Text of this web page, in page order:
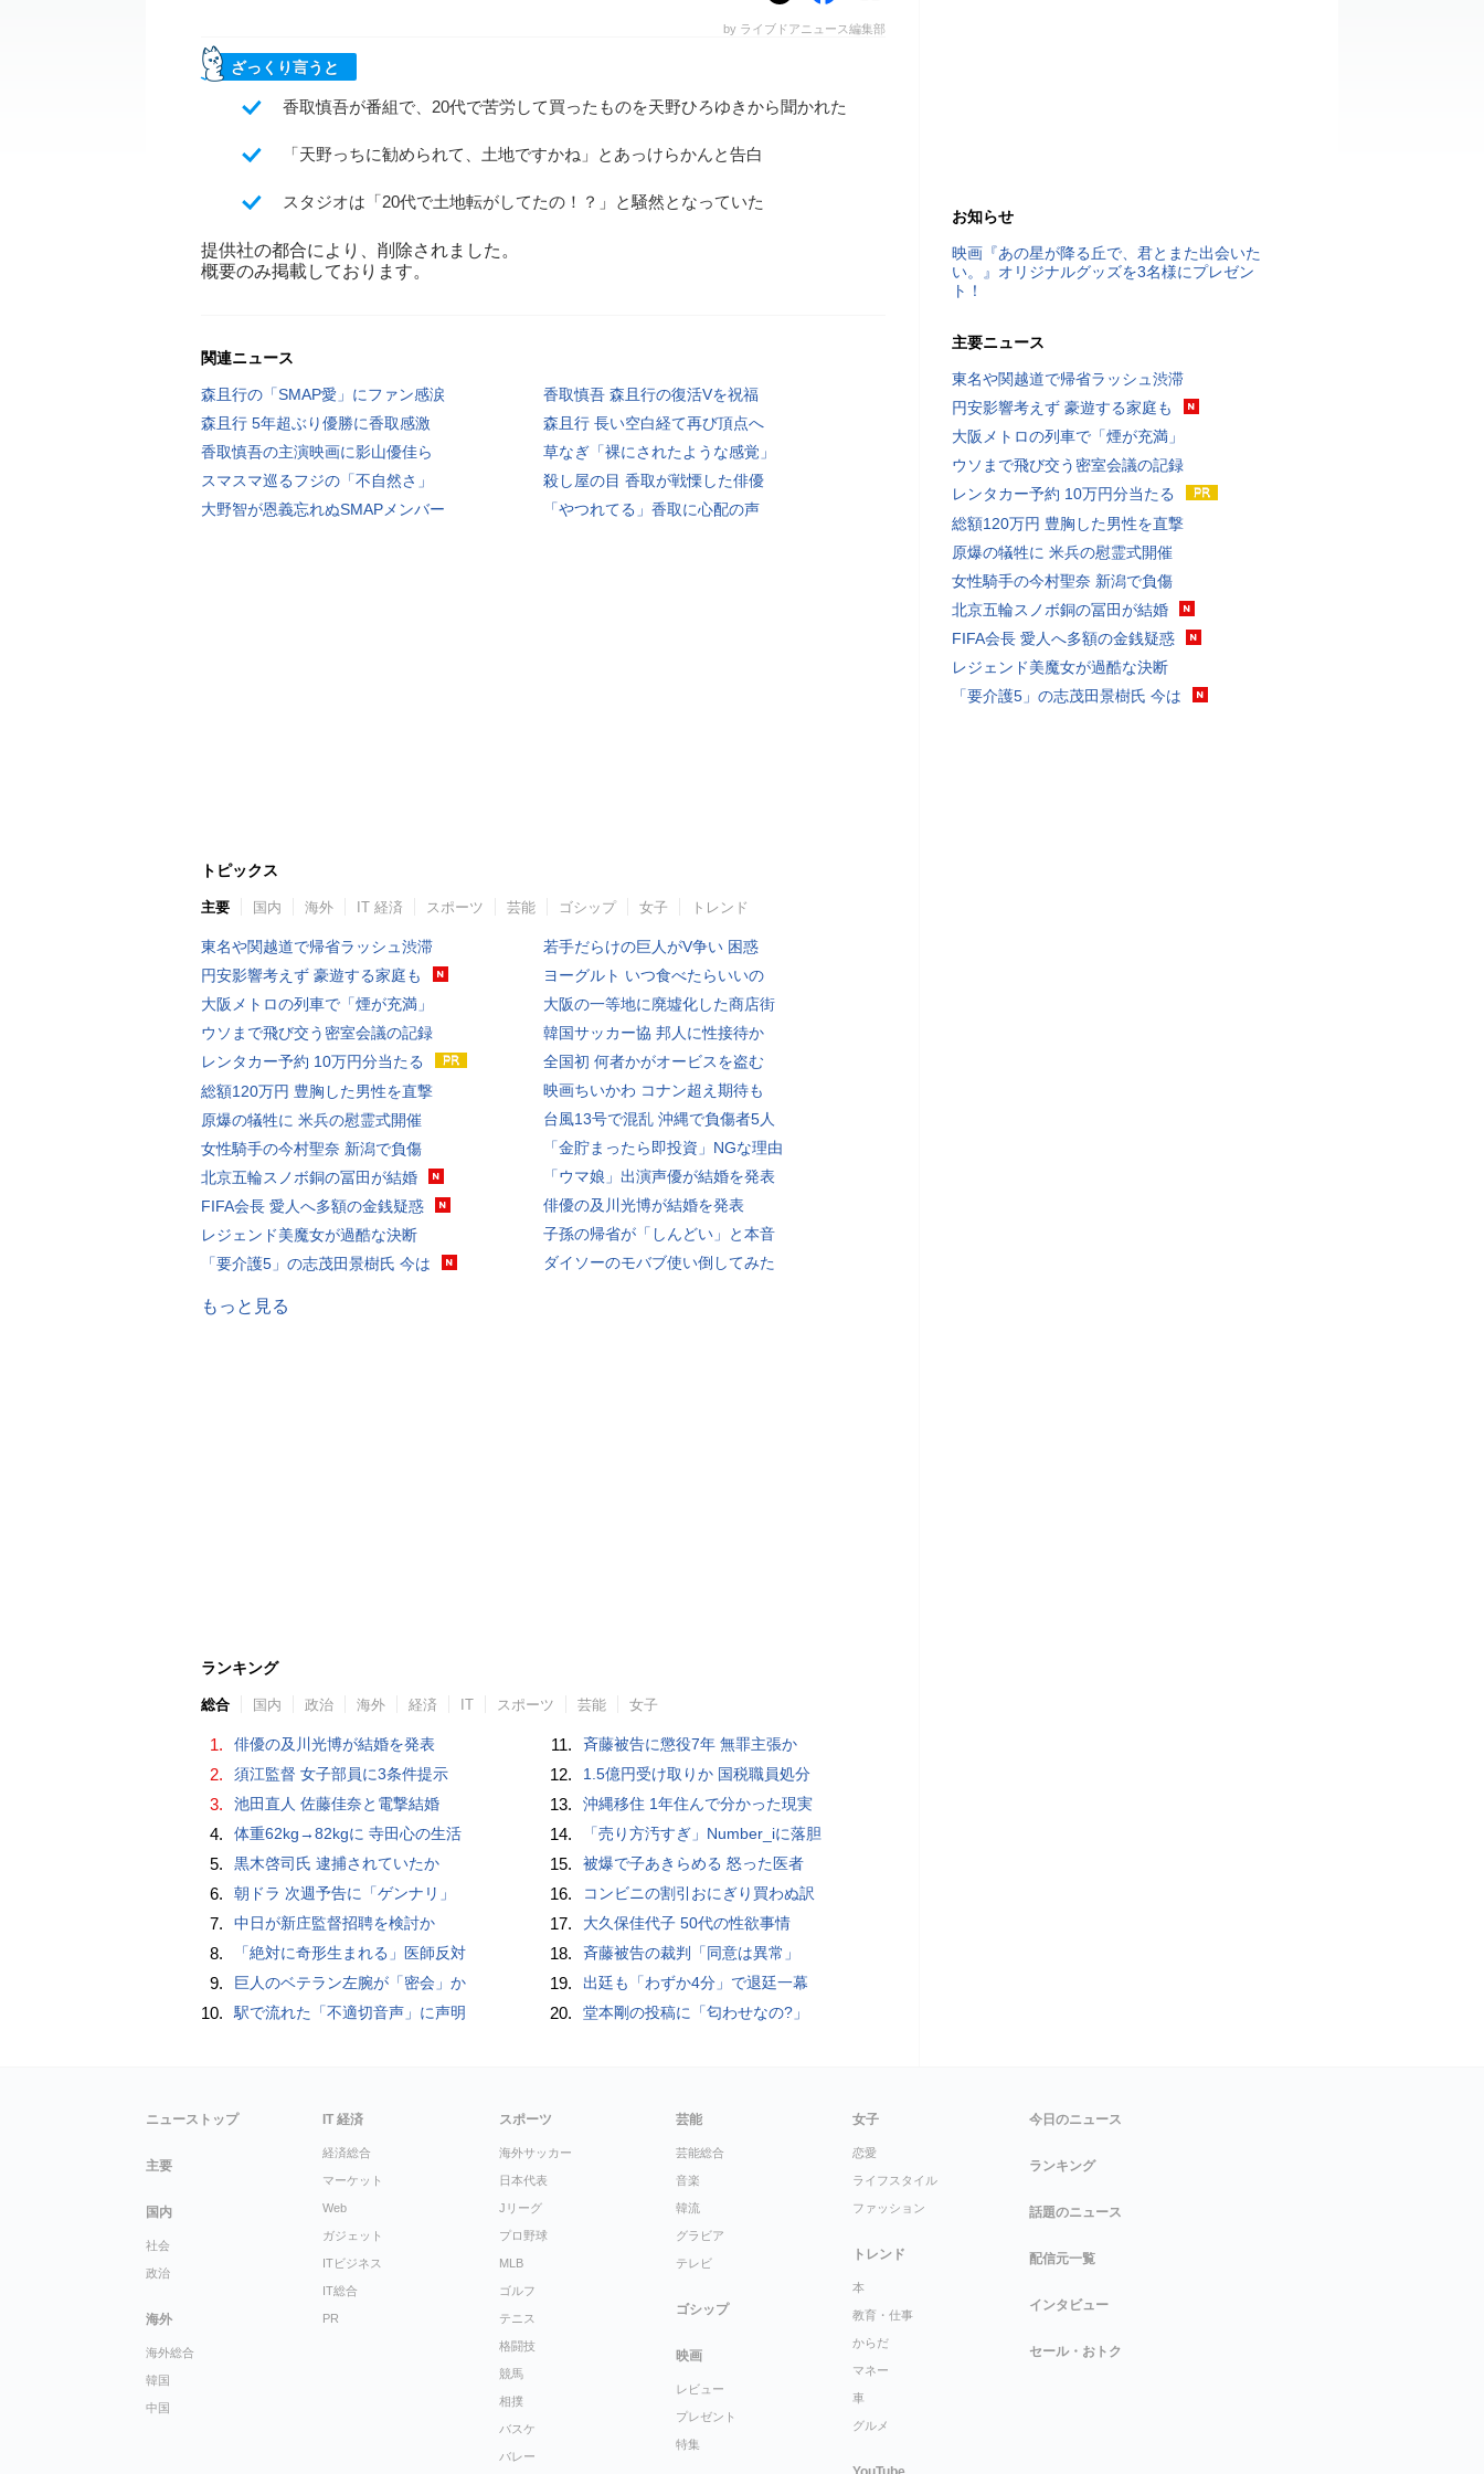
by ライブドアニュース編集部
ざっくり言うと
香取慎吾が番組で、20代で苦労して買ったものを天野ひろゆきから聞かれた
「天野っちに勧められて、土地ですかね」とあっけらかんと告白
スタジオは「20代で土地転がしてたの！？」と騒然となっていた
提供社の都合により、削除されました。
概要のみ掲載しております。
関連ニュース
森且行の「SMAP愛」にファン感涙
香取慎吾 森且行の復活Vを祝福
森且行 5年超ぶり優勝に香取感激
森且行 長い空白経て再び頂点へ
香取慎吾の主演映画に影山優佳ら
草なぎ「裸にされたような感覚」
スマスマ巡るフジの「不自然さ」
殺し屋の目 香取が戦慄した俳優
大野智が恩義忘れぬSMAPメンバー
「やつれてる」香取に心配の声
トピックス
主要 国内 海外 IT 経済 スポーツ 芸能 ゴシップ 女子 トレンド
東名や関越道で帰省ラッシュ渋滞
円安影響考えず 豪遊する家庭も
大阪メトロの列車で「煙が充満」
ウソまで飛び交う密室会議の記録
レンタカー予約 10万円分当たる
総額120万円 豊胸した男性を直撃
原爆の犠牲に 米兵の慰霊式開催
女性騎手の今村聖奈 新潟で負傷
北京五輪スノボ銅の冨田が結婚
FIFA会長 愛人へ多額の金銭疑惑
レジェンド美魔女が過酷な決断
「要介護5」の志茂田景樹氏 今は
若手だらけの巨人がV争い 困惑
ヨーグルト いつ食べたらいいの
大阪の一等地に廃墟化した商店街
韓国サッカー協 邦人に性接待か
全国初 何者かがオービスを盗む
映画ちいかわ コナン超え期待も
台風13号で混乱 沖縄で負傷者5人
「金貯まったら即投資」NGな理由
「ウマ娘」出演声優が結婚を発表
俳優の及川光博が結婚を発表
子孫の帰省が「しんどい」と本音
ダイソーのモバブ使い倒してみた
もっと見る
ランキング
総合 国内 政治 海外 経済 IT スポーツ 芸能 女子
1. 俳優の及川光博が結婚を発表
2. 須江監督 女子部員に3条件提示
3. 池田直人 佐藤佳奈と電撃結婚
4. 体重62kg→82kgに 寺田心の生活
5. 黒木啓司氏 逮捕されていたか
6. 朝ドラ 次週予告に「ゲンナリ」
7. 中日が新庄監督招聘を検討か
8. 「絶対に奇形生まれる」医師反対
9. 巨人のベテラン左腕が「密会」か
10. 駅で流れた「不適切音声」に声明
11. 斉藤被告に懲役7年 無罪主張か
12. 1.5億円受け取りか 国税職員処分
13. 沖縄移住 1年住んで分かった現実
14. 「売り方汚すぎ」Number_iに落胆
15. 被爆で子あきらめる 怒った医者
16. コンビニの割引おにぎり買わぬ訳
17. 大久保佳代子 50代の性欲事情
18. 斉藤被告の裁判「同意は異常」
19. 出廷も「わずか4分」で退廷一幕
20. 堂本剛の投稿に「匂わせなの?」
お知らせ
映画『あの星が降る丘で、君とまた出会いた
い。』オリジナルグッズを3名様にプレゼン
ト！
主要ニュース
東名や関越道で帰省ラッシュ渋滞
円安影響考えず 豪遊する家庭も
大阪メトロの列車で「煙が充満」
ウソまで飛び交う密室会議の記録
レンタカー予約 10万円分当たる
総額120万円 豊胸した男性を直撃
原爆の犠牲に 米兵の慰霊式開催
女性騎手の今村聖奈 新潟で負傷
北京五輪スノボ銅の冨田が結婚
FIFA会長 愛人へ多額の金銭疑惑
レジェンド美魔女が過酷な決断
「要介護5」の志茂田景樹氏 今は
ニューストップ
主要
国内
社会
政治
海外
海外総合
韓国
中国
IT 経済
経済総合
マーケット
Web
ガジェット
ITビジネス
IT総合
PR
スポーツ
海外サッカー
日本代表
Jリーグ
プロ野球
MLB
ゴルフ
テニス
格闘技
競馬
相撲
バスケ
バレー
芸能
芸能総合
音楽
韓流
グラビア
テレビ
ゴシップ
映画
レビュー
プレゼント
特集
女子
恋愛
ライフスタイル
ファッション
トレンド
本
教育・仕事
からだ
マネー
車
グルメ
今日のニュース
ランキング
話題のニュース
配信元一覧
インタビュー
セール・おトク